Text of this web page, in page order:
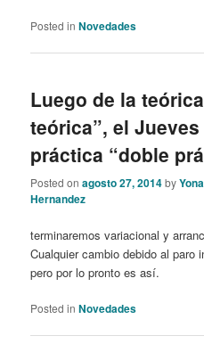
Posted in Novedades
Luego de la
teórica”, el Jueves
práctica “doble
Posted onagosto 27, 2014by
Hernandez
terminaremos variacional y
Cualquier cambio debido al paro
pero por lo pronto es así.
Posted in Novedades